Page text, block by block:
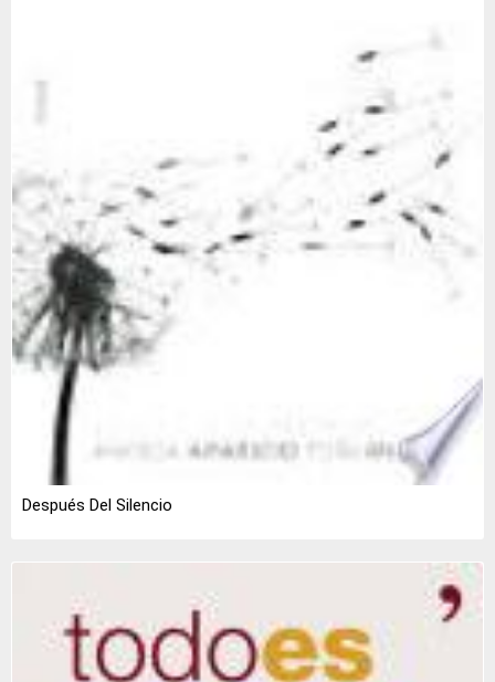
Después Del Silencio